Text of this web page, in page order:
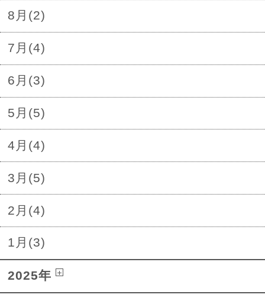
8月(2)
7月(4)
6月(3)
5月(5)
4月(4)
3月(5)
2月(4)
1月(3)
2025年